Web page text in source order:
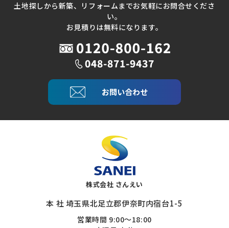
土地探しから新築、リフォームまでお気軽にお問合せくださ
い。
お見積りは無料になります。
お問い合わせ
株式会社 さんえい
本 社 埼玉県北足立郡伊奈町内宿台1-5
営業時間 9:00～18:00